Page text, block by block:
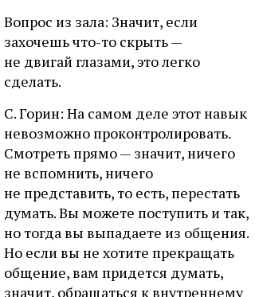
Вопрос из зала: Значит, если
захочешь что-то скрыть —
не двигай глазами, это легко
сделать.
С. Горин: На самом деле этот навык
невозможно проконтролировать.
Смотреть прямо — значит, ничего
не вспомнить, ничего
не представить, то есть, перестать
думать. Вы можете поступить и так,
но тогда вы выпадаете из общения.
Но если вы не хотите прекращать
общение, вам придется думать,
значит, обращаться к внутреннему